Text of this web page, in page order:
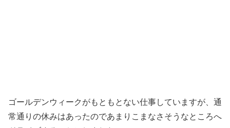
ゴールデンウィークがもともとない仕事していますが、通
常通りの休みはあったのであまりこまなさそうなところへ